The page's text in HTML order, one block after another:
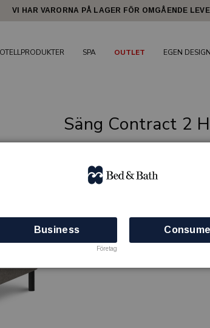
VI HAR VARORNA PÅ LAGER FÖR OMGÅENDE
SPA OUTLET EGEN DESIGN
Säng Contract 2
Mediumfast hotellsäng i
HILDING ANDERS
Artikelnr: 73512020000
Finns i lager
Business
Företag